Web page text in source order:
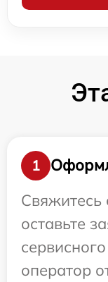
1
Свяжитесь
оставьте
оператор